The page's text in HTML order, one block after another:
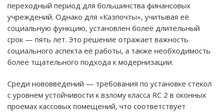
переходный период для большинства финансовых
учреждений. Однако для «Казпочты», учитывая её
социальную функцию, установлен более длительный
срок — пять лет. Это решение отражает важность
социального аспекта её работы, а также необходимость
более тщательного подхода к модернизации.
Среди нововведений — требования по установке стекол
с уровнем устойчивости к взлому класса RC 2 в оконных
проемах кассовых помещений, что соответствует